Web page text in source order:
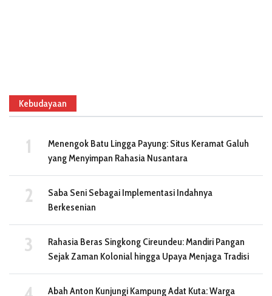
Kebudayaan
Menengok Batu Lingga Payung: Situs Keramat Galuh
yang Menyimpan Rahasia Nusantara
Saba Seni Sebagai Implementasi Indahnya
Berkesenian
Rahasia Beras Singkong Cireundeu: Mandiri Pangan
Sejak Zaman Kolonial hingga Upaya Menjaga Tradisi
Abah Anton Kunjungi Kampung Adat Kuta: Warga